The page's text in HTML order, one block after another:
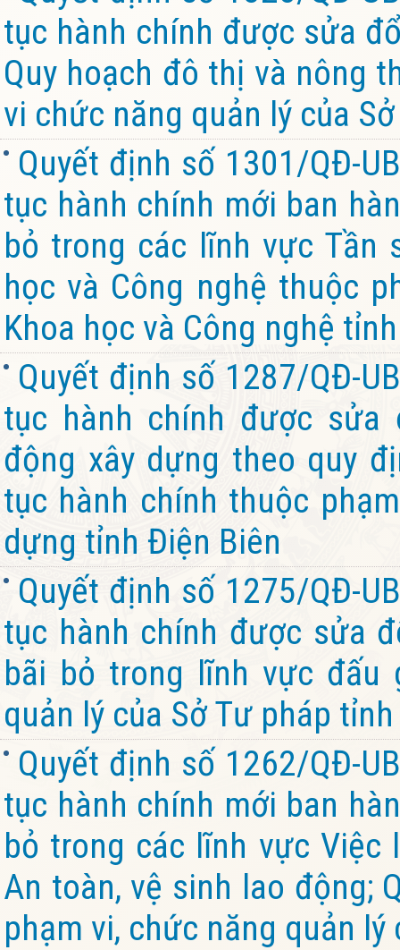
tục hành chính được sửa
Quy hoạch đô thị và nông
vi chức năng quản lý của
Quyết định số 1301/QĐ-
tục hành chính mới ban
bỏ trong các lĩnh vực Tần
học và Công nghệ thuộc
Khoa học và Công nghệ
Quyết định số 1287/QĐ-
tục hành chính được
động xây dựng theo quy
tục hành chính thuộc
dựng tỉnh Điện Biên
Quyết định số 1275/QĐ-
tục hành chính được sửa
bãi bỏ trong lĩnh vực đấu
quản lý của Sở Tư pháp
Quyết định số 1262/QĐ-
tục hành chính mới ban
bỏ trong các lĩnh vực Việc
An toàn, vệ sinh lao động;
phạm vi, chức năng quản